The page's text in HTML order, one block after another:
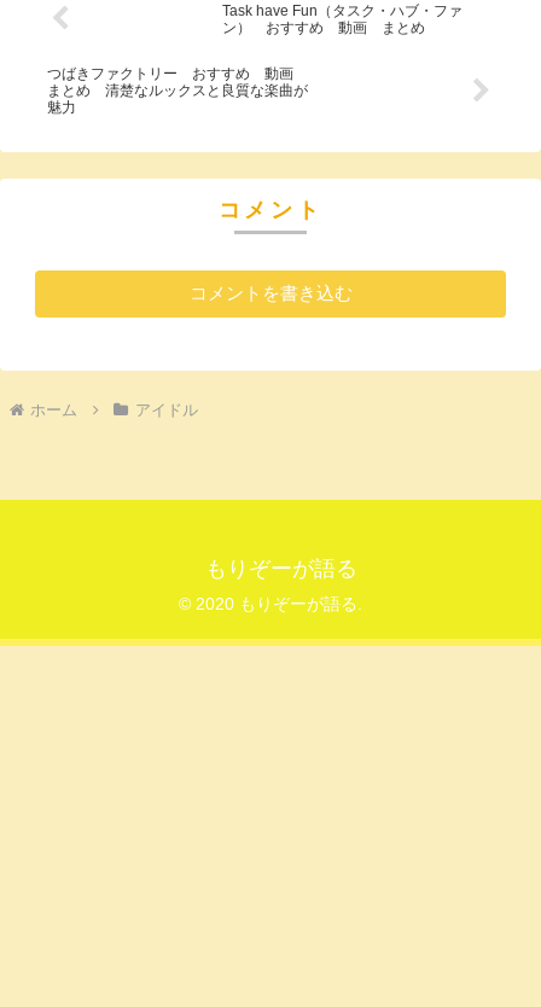
Task have Fun（タスク・ハブ・ファ
ン） おすすめ 動画 まとめ
つばきファクトリー おすすめ 動画
まとめ 清楚なルックスと良質な楽曲が
魅力
コメント
コメントを書き込む
ホーム アイドル
もりぞーが語る
© 2020 もりぞーが語る.